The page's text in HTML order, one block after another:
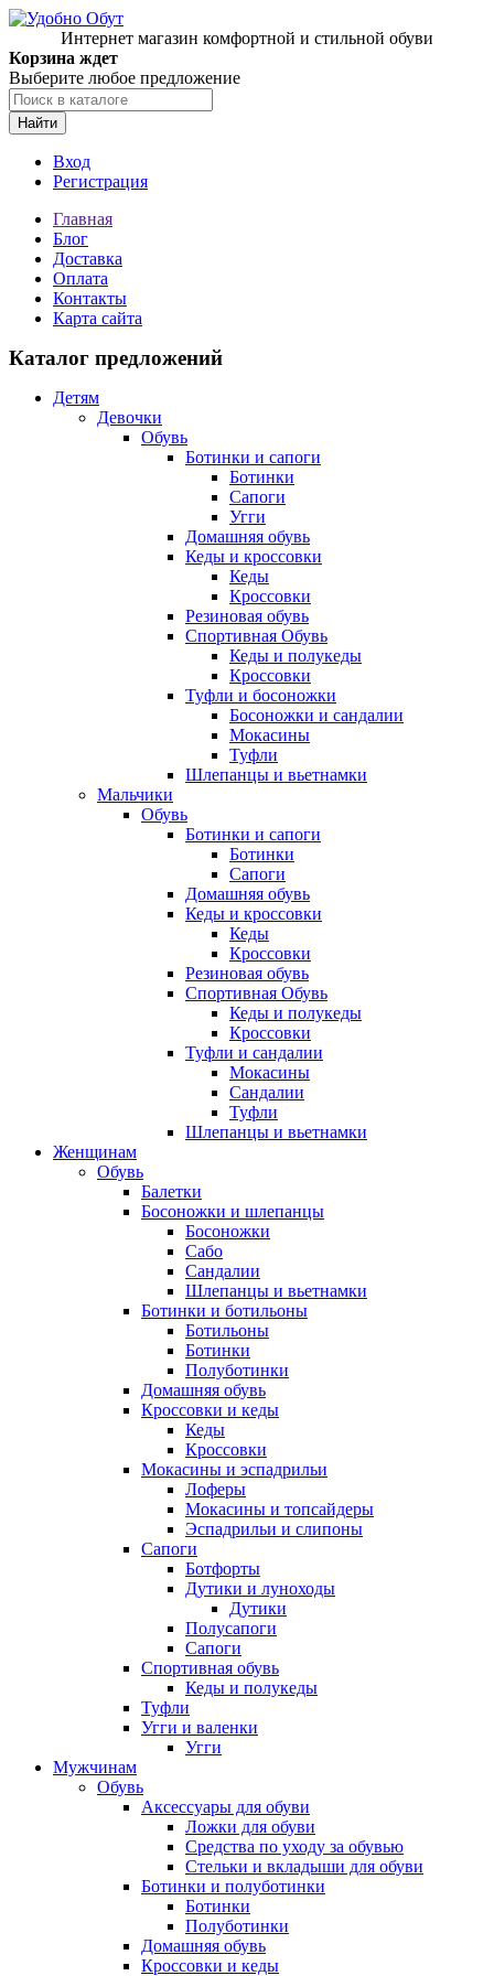
Интернет магазин комфортной и стильной обуви
Корзина ждет
Выберите любое предложение
Найти
Вход
Регистрация
Главная
Блог
Доставка
Оплата
Контакты
Карта сайта
Каталог предложений
Детям
Девочки
Обувь
Ботинки и сапоги
Ботинки
Сапоги
Угги
Домашняя обувь
Кеды и кроссовки
Кеды
Кроссовки
Резиновая обувь
Спортивная Обувь
Кеды и полукеды
Кроссовки
Туфли и босоножки
Босоножки и сандалии
Мокасины
Туфли
Шлепанцы и вьетнамки
Мальчики
Обувь
Ботинки и сапоги
Ботинки
Сапоги
Домашняя обувь
Кеды и кроссовки
Кеды
Кроссовки
Резиновая обувь
Спортивная Обувь
Кеды и полукеды
Кроссовки
Туфли и сандалии
Мокасины
Сандалии
Туфли
Шлепанцы и вьетнамки
Женщинам
Обувь
Балетки
Босоножки и шлепанцы
Босоножки
Сабо
Сандалии
Шлепанцы и вьетнамки
Ботинки и ботильоны
Ботильоны
Ботинки
Полуботинки
Домашняя обувь
Кроссовки и кеды
Кеды
Кроссовки
Мокасины и эспадрильи
Лоферы
Мокасины и топсайдеры
Эспадрильи и слипоны
Сапоги
Ботфорты
Дутики и луноходы
Дутики
Полусапоги
Сапоги
Спортивная обувь
Кеды и полукеды
Туфли
Угги и валенки
Угги
Мужчинам
Обувь
Аксессуары для обуви
Ложки для обуви
Средства по уходу за обувью
Стельки и вкладыши для обуви
Ботинки и полуботинки
Ботинки
Полуботинки
Домашняя обувь
Кроссовки и кеды